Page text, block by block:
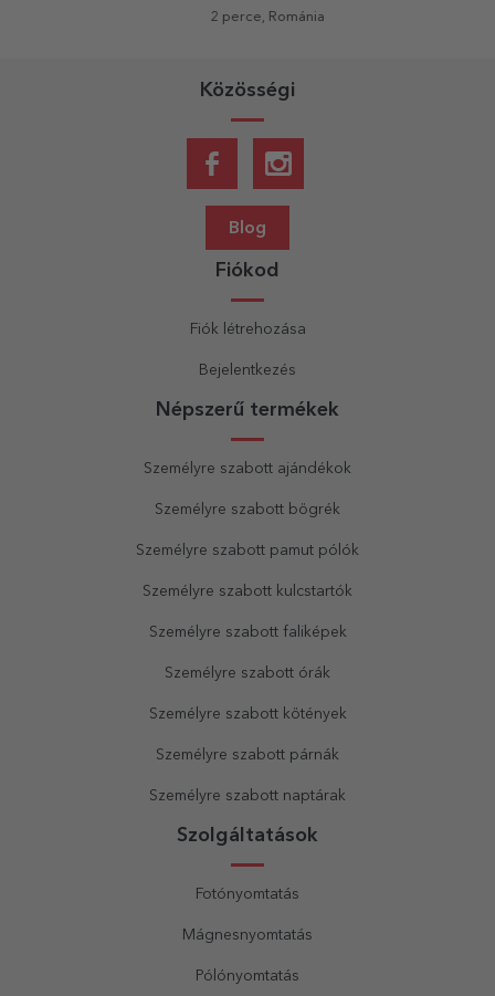
Közösségi
Blog
Fiókod
Fiók létrehozása
Bejelentkezés
Népszerű termékek
Személyre szabott ajándékok
Személyre szabott bögrék
Személyre szabott pamut pólók
Személyre szabott kulcstartók
Személyre szabott faliképek
Személyre szabott órák
Személyre szabott kötények
Személyre szabott párnák
Személyre szabott naptárak
Szolgáltatások
Fotónyomtatás
Mágnesnyomtatás
Pólónyomtatás